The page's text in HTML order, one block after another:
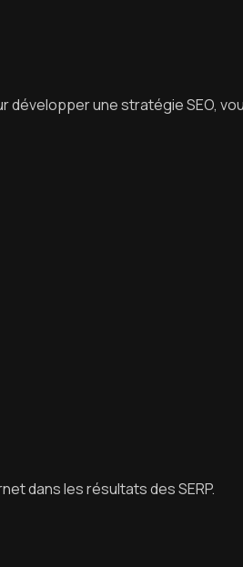
développer une stratégie SEO,
dans les résultats des SERP.